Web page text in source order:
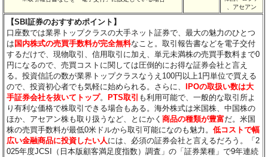
、アセアン
【SBI証券のおすすめポイント】
口座数では業界トップクラスの大手ネット証券で、最大の魅力のひとつ
は 国内株式の売買手数料が完全無料なこと。取引報告書などを電子交付
するだけで、現物取引、信用取引に加え、単元未満株の売買手数料まで0
円になるので、売買コストに関しては圧倒的にお得な証券会社と言え
る。投資信託の数が業界トップクラスなうえ100円以上1円単位で買える
ので、投資初心者でも気軽に始められる。さらに、
IPOの取扱い数は大
手証券会社を抜いてトップ。 PTS取引 も利用可能で、一般的な取引所よ
り有利な価格で株取引できる場合もある。海外株式は米国株、中国株の
ほか、アセアン株も取り扱うなど、とにかく商品の種類が豊富だ。米国
株の売買手数料が最低0米ドルから取引可能になのも魅力。低コストで幅
広い金融商品に投資したい人には、必須の証券会社と言えるだろう。「2
025年度JCSI（日本版顧客満足度指数）調査」の「証券業種」で9年連続